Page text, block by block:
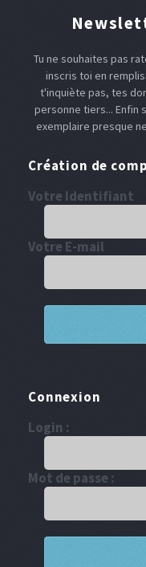
Tu ne souhaites pas
inscris toi en
t'inquiète pas, tes
personne tiers... Enfin
exemplaire presque
Création de
Votre Identifiant
Votre E-mail
Connexion
Login :
Mot de passe :